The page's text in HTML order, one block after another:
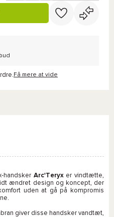
Få mere at vide
handsker Arc'Teryxer vindtætte,
ændret design og koncept, der
uden at gå på kompromis
giver disse handsker vandtæt,